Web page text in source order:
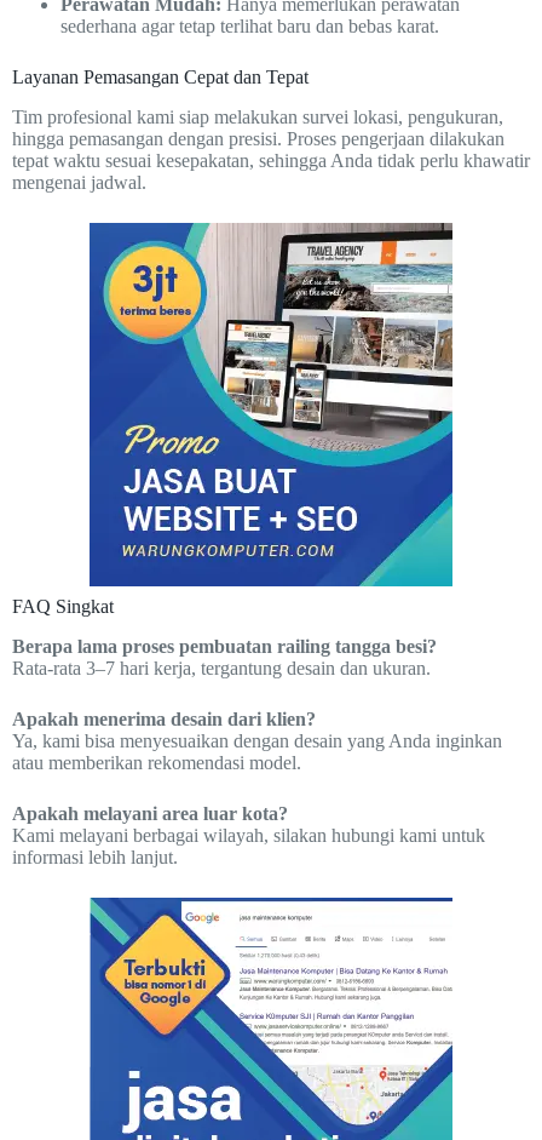
Perawatan Mudah: Hanya memerlukan perawatan
sederhana agar tetap terlihat baru dan bebas karat.
Layanan Pemasangan Cepat dan Tepat
Tim profesional kami siap melakukan survei lokasi, pengukuran,
hingga pemasangan dengan presisi. Proses pengerjaan dilakukan
tepat waktu sesuai kesepakatan, sehingga Anda tidak perlu khawatir
mengenai jadwal.
FAQ Singkat
Berapa lama proses pembuatan railing tangga besi?
Rata-rata 3–7 hari kerja, tergantung desain dan ukuran.
Apakah menerima desain dari klien?
Ya, kami bisa menyesuaikan dengan desain yang Anda inginkan
atau memberikan rekomendasi model.
Apakah melayani area luar kota?
Kami melayani berbagai wilayah, silakan hubungi kami untuk
informasi lebih lanjut.